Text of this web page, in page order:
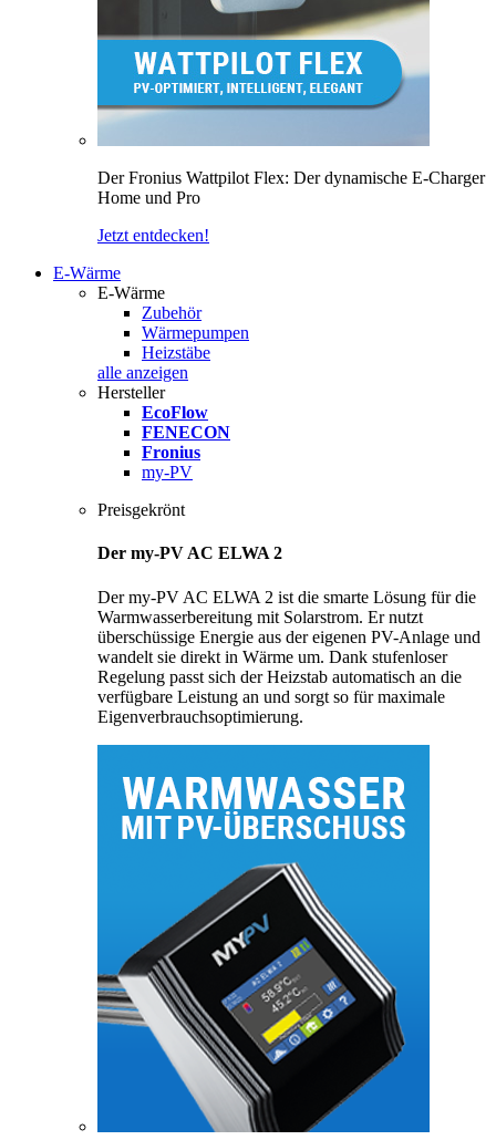
Der Fronius Wattpilot Flex: Der dynamische E-Charger
Home und Pro
Jetzt entdecken!
E-Wärme
E-Wärme
Zubehör
Wärmepumpen
Heizstäbe
alle anzeigen
Hersteller
EcoFlow
FENECON
Fronius
my-PV
Preisgekrönt
Der my-PV AC ELWA 2
Der my-PV AC ELWA 2 ist die smarte Lösung für die
Warmwasserbereitung mit Solarstrom. Er nutzt
überschüssige Energie aus der eigenen PV-Anlage und
wandelt sie direkt in Wärme um. Dank stufenloser
Regelung passt sich der Heizstab automatisch an die
verfügbare Leistung an und sorgt so für maximale
Eigenverbrauchsoptimierung.